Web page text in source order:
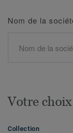
Nom de la
Votre
Collection